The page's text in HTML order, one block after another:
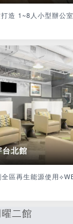
造 1~8人小型辦公
北館
區再生能源使用